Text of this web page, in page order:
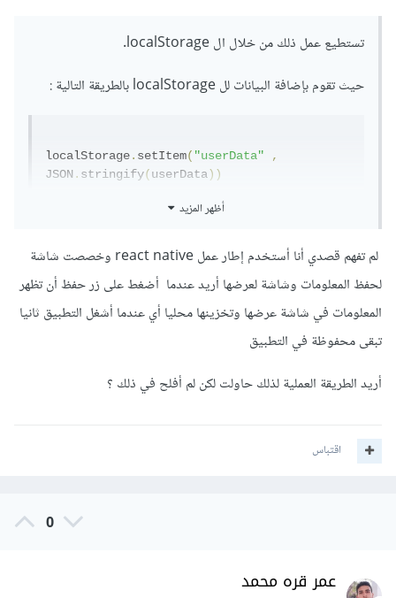
تستطيع عمل ذلك من خلال ال localStorage.
حيث تقوم بإضافة البيانات لل localStorage بالطريقة التالية :
localStorage.setItem("userData"
,
JSON.stringify(userData))
JSON. stringify (userData )
إذا كانت البيانات ليست string أو number لكن إذا
كانت string فليس هنالك داع لإضافة هذه العملية.
الصفحة ومدى الحياة، ويمكنك الوصول إليها من خلال الكود :
JSON .
أظهر المزيد
لم تفهم قصدي أنا أستخدم إطار عمل react native وخصصت شاشة
لحفظ المعلومات وشاشة لعرضها أريد عندما أضغط على زر حفظ أن تظهر
المعلومات في شاشة عرضها وتخزينها محليا أي عندما أشغل التطبيق ثانيا
تبقى محفوظة في التطبيق
أريد الطريقة العملية لذلك حاولت لكن لم أفلح في ذلك ؟
اقتباس
0
عمر قره محمد